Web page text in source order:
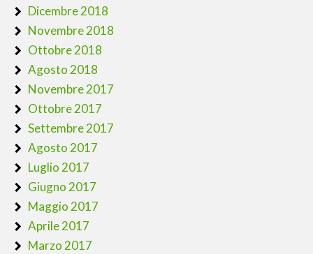
Dicembre 2018
Novembre 2018
Ottobre 2018
Agosto 2018
Novembre 2017
Ottobre 2017
Settembre 2017
Agosto 2017
Luglio 2017
Giugno 2017
Maggio 2017
Aprile 2017
Marzo 2017